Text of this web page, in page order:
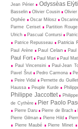
Jean Périer
Odyssèas
Basselin
Olivier Cousin
Orphée
Oscar Milosz
Parme Ceriset Partition Rouge
Ulrich
Pascual Contursi
Patrice Repusseau Patricia
Paul Arène
Paul Celan Paul
Paul Fort Paul Mari Paul
Paul Vincensini
Paul-Jean
Pavel Šrut
Pedro Carmona
Peire Vidal
Pernette du Guillet
Haussa
Peuple Kurde
Philippe Jaccottet
de Cythère
Pier Paolo
Pierre Daru
Pierre de Brach
Pierre Gilman
Pierre Hild
Pierre Maubé Pierre Minet